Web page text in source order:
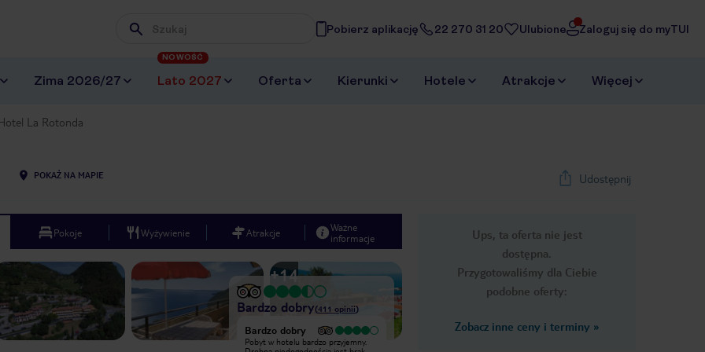
Wpisz frazę, której szukasz
Pobierz aplikację 22 270 31 20 Ulubione Zaloguj się do myTUI
Zima 2026/27 Lato 2027
NOWOŚĆ
Oferta Kierunki Hotele Atrakcje Więcej
Hotel La Rotonda
POKAŻ NA MAPIE Udostępnij
Ups, ta oferta nie jest
dostępna.
Przygotowaliśmy dla Ciebie
podobne oferty:
Zobacz inne ceny i terminy »
Pokoje Wyżywienie Atrakcje
Ważne
informacje
Next slide
1/20
+14
Bardzo dobry(411 opinii)
Bardzo dobry
Obszerne apartamenty z w pełni
Bardzo dobry
Pobyt w hotelu bardzo przyjemny.
Bardzo dobry